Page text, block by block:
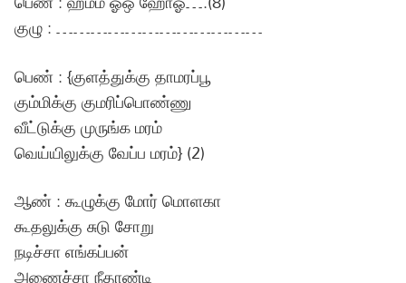
குழு : ………………………………
பெண் : {குளத்துக்கு தாமரப்பூ
கும்மிக்கு குமரிப்பொண்ணு
வீட்டுக்கு முருங்க மரம்
வெய்யிலுக்கு வேப்ப மரம்} (2)
ஆண் : கூழுக்கு மோர் மொளகா
கூதலுக்கு சுடு சோறு
நடிச்சா எங்கப்பன்